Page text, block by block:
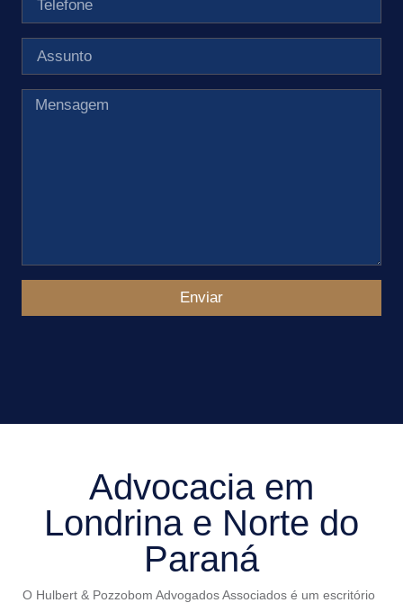
Enviar
Advocacia em
Londrina e Norte do
Paraná
O Hulbert & Pozzobom Advogados Associados é um escritório